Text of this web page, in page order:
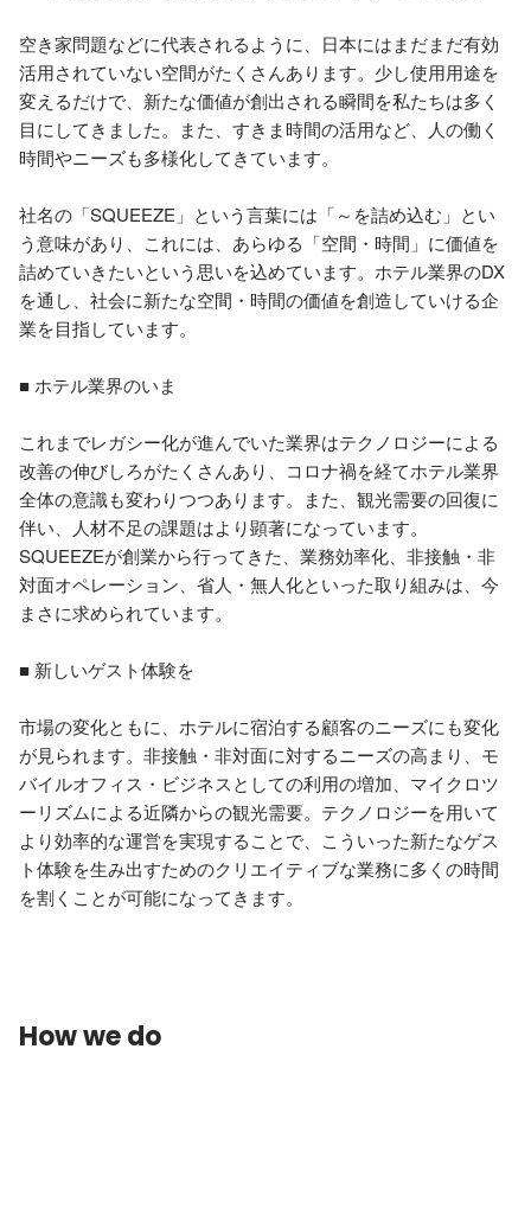
空き家問題などに代表されるように、日本にはまだまだ有効
活用されていない空間がたくさんあります。少し使用用途を
変えるだけで、新たな価値が創出される瞬間を私たちは多く
目にしてきました。また、すきま時間の活用など、人の働く
時間やニーズも多様化してきています。
社名の「SQUEEZE」という言葉には「～を詰め込む」とい
う意味があり、これには、あらゆる「空間・時間」に価値を
詰めていきたいという思いを込めています。ホテル業界のDX
を通し、社会に新たな空間・時間の価値を創造していける企
業を目指しています。
■ ホテル業界のいま
これまでレガシー化が進んでいた業界はテクノロジーによる
改善の伸びしろがたくさんあり、コロナ禍を経てホテル業界
全体の意識も変わりつつあります。また、観光需要の回復に
伴い、人材不足の課題はより顕著になっています。
SQUEEZEが創業から行ってきた、業務効率化、非接触・非
対面オペレーション、省人・無人化といった取り組みは、今
まさに求められています。
■ 新しいゲスト体験を
市場の変化ともに、ホテルに宿泊する顧客のニーズにも変化
が見られます。非接触・非対面に対するニーズの高まり、モ
バイルオフィス・ビジネスとしての利用の増加、マイクロツ
ーリズムによる近隣からの観光需要。テクノロジーを用いて
より効率的な運営を実現することで、こういった新たなゲス
ト体験を生み出すためのクリエイティブな業務に多くの時間
を割くことが可能になってきます。
How we do